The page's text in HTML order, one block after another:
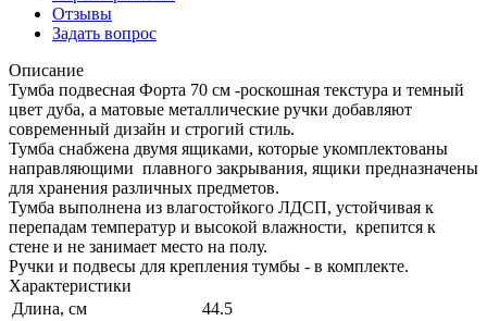
Отзывы
Задать вопрос
Описание
Тумба подвесная Форта 70 см -роскошная текстура и темный
цвет дуба, а матовые металлические ручки добавляют
современный дизайн и строгий стиль.
Тумба снабжена двумя ящиками, которые укомплектованы
направляющими плавного закрывания, ящики предназначены
для хранения различных предметов.
Тумба выполнена из влагостойкого ЛДСП, устойчивая к
перепадам температур и высокой влажности, крепится к
стене и не занимает место на полу.
Ручки и подвесы для крепления тумбы - в комплекте.
Характеристики
Длина, см
44.5